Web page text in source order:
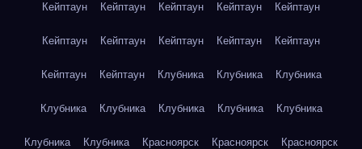
Кейптаун Кейптаун Кейптаун Кейптаун Кейптаун
Кейптаун Кейптаун Кейптаун Кейптаун Кейптаун
Кейптаун Кейптаун Клубника Клубника Клубника
Клубника Клубника Клубника Клубника Клубника
Клубника Клубника Красноярск Красноярск Красноярск